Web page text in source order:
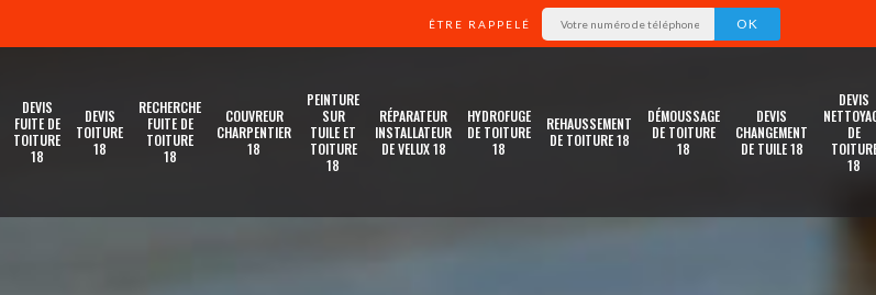
ÊTRE RAPPELÉ
DEVIS
FUITE DE
TOITURE
18
DEVIS
TOITURE
18
RECHERCHE
FUITE DE
TOITURE
18
COUVREUR
CHARPENTIER
18
PEINTURE
SUR
TUILE ET
TOITURE
18
RÉPARATEUR
INSTALLATEUR
DE VELUX 18
HYDROFUGE
DE TOITURE
18
REHAUSSEMENT
DE TOITURE 18
DÉMOUSSAGE
DE TOITURE
18
DEVIS
CHANGEMENT
DE TUILE 18
DEVIS
DE
18